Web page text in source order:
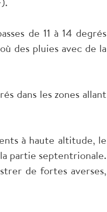
de 11 à 14 degrés
des pluies avec de la
dans les zones allant
à haute altitude, le
partie septentrionale.
de fortes averses,